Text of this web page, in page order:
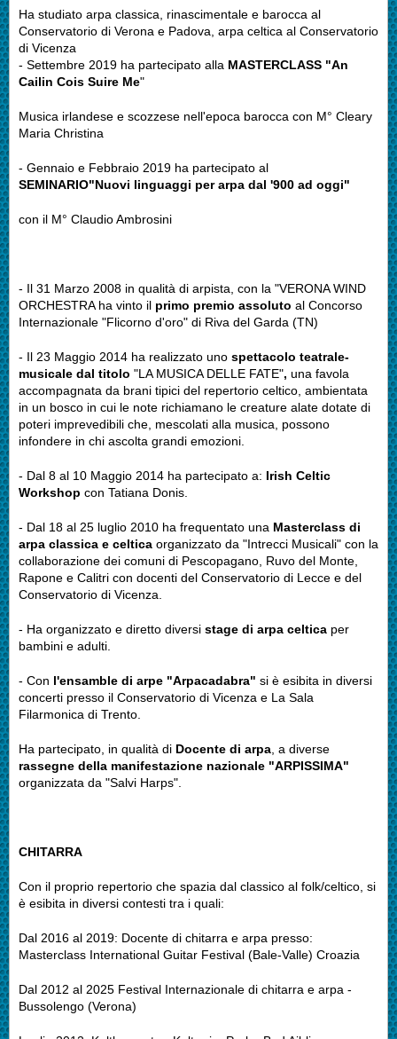
Ha studiato arpa classica, rinascimentale e barocca al
Conservatorio di Verona e Padova, arpa celtica al Conservatorio
di Vicenza
- Settembre 2019 ha partecipato alla MASTERCLASS "An
Cailin Cois Suire Me"
Musica irlandese e scozzese nell'epoca barocca con M° Cleary
Maria Christina
- Gennaio e Febbraio 2019 ha partecipato al
SEMINARIO"Nuovi linguaggi per arpa dal '900 ad oggi"
con il M° Claudio Ambrosini
- Il 31 Marzo 2008 in qualità di arpista, con la "VERONA WIND
ORCHESTRA ha vinto il primo premio assoluto al Concorso
Internazionale "Flicorno d'oro" di Riva del Garda (TN)
- Il 23 Maggio 2014 ha realizzato uno spettacolo teatrale-
musicale dal titolo "LA MUSICA DELLE FATE", una favola
accompagnata da brani tipici del repertorio celtico, ambientata
in un bosco in cui le note richiamano le creature alate dotate di
poteri imprevedibili che, mescolati alla musica, possono
infondere in chi ascolta grandi emozioni.
- Dal 8 al 10 Maggio 2014 ha partecipato a: Irish Celtic
Workshop con Tatiana Donis.
- Dal 18 al 25 luglio 2010 ha frequentato una Masterclass di
arpa classica e celtica organizzato da "Intrecci Musicali" con la
collaborazione dei comuni di Pescopagano, Ruvo del Monte,
Rapone e Calitri con docenti del Conservatorio di Lecce e del
Conservatorio di Vicenza.
- Ha organizzato e diretto diversi stage di arpa celtica per
bambini e adulti.
- Con l'ensamble di arpe "Arpacadabra" si è esibita in diversi
concerti presso il Conservatorio di Vicenza e La Sala
Filarmonica di Trento.
Ha partecipato, in qualità di Docente di arpa , a diverse
rassegne della manifestazione nazionale "ARPISSIMA"
organizzata da "Salvi Harps".
CHITARRA
Con il proprio repertorio che spazia dal classico al folk/celtico, si
è esibita in diversi contesti tra i quali:
Dal 2016 al 2019: Docente di chitarra e arpa presso:
Masterclass International Guitar Festival (Bale-Valle) Croazia
Dal 2012 al 2025 Festival Internazionale di chitarra e arpa -
Bussolengo (Verona)